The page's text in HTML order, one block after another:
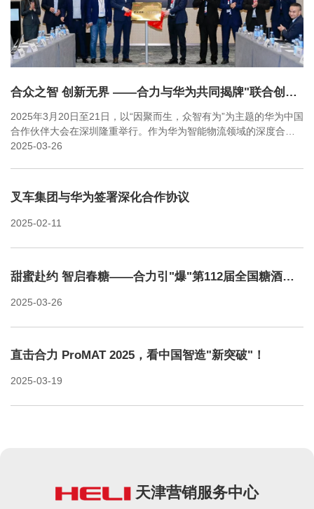
合众之智 创新无界 ——合力与华为共同揭牌"联合创新 · 天工实验室"
2025年3月20日至21日，以“因聚而生，众智有为”为主题的华为中国
合作伙伴大会在深圳隆重举行。作为华为智能物流领域的深度合作
伙伴，安徽合力股份有限公司（以下简称“合力”）全方位呈现全场景
2025-03-26
叉车集团与华为签署深化合作协议
2025-02-11
甜蜜赴约 智启春糖——合力引"爆"第112届全国糖酒商品交易会！
2025-03-26
直击合力 ProMAT 2025，看中国智造"新突破"！
2025-03-19
天津营销服务中心